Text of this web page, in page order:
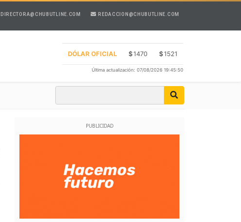
DIRECTORA@CHUBUTLINE.COM REDACCION@CHUBUTLINE.COM
DÓLAR OFICIAL $1470 $1521
Última actualización: 07/08/2026 19:45:50